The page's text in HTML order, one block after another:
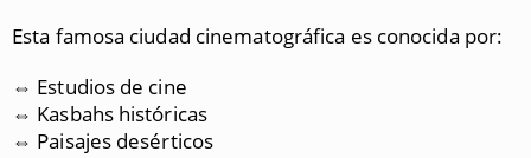
Esta famosa ciudad cinematográfica es conocida por:
⇔ Estudios de cine
⇔ Kasbahs históricas
⇔ Paisajes desérticos